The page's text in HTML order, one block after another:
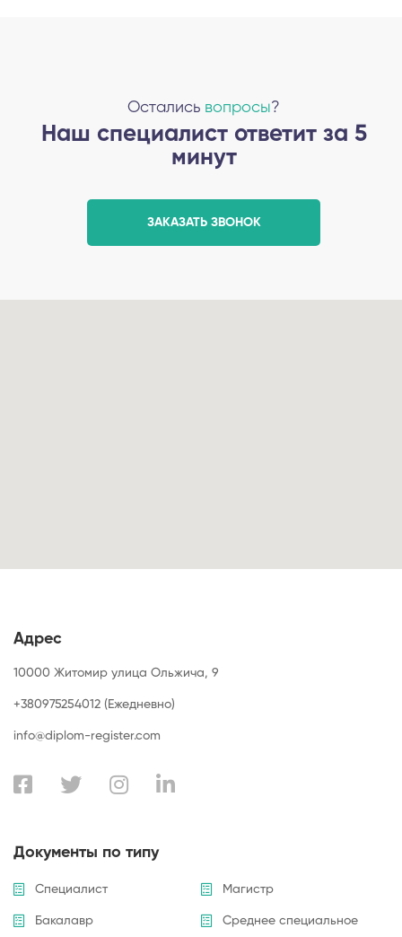
Остались вопросы?
Наш специалист ответит за 5
минут
ЗАКАЗАТЬ ЗВОНОК
Адрес
10000 Житомир улица Ольжича, 9
+380975254012 (Ежедневно)
info@diplom-register.com
Документы по типу
Специалист Магистр
Бакалавр Среднее специальное